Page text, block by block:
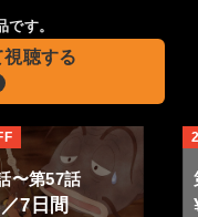
す。
聴する
〜第57話
7日間